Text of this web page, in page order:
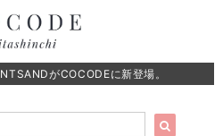
がCOCODEに新登場。